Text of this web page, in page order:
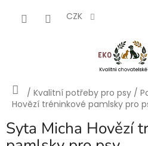
CZK
Domů
/ Kvalitní potřeby pro psy /
Hovězí tréninkové pamlsky pro
Syta Micha Hovězí